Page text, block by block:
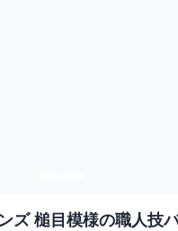
ズ 槌目模様の職人技